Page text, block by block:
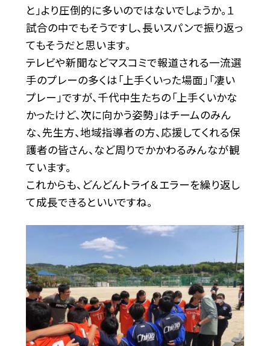
と」より圧倒的に多いのではないでしょうか。１
試合の中でもそうですし、長いスパンで振り返っ
てもそうだと思います。
テレビや新聞などマスコミで報道される一流選
手のプレーの多くは「上手くいった場面」「凄い
プレー」ですが、千代中生たちの「上手くいかな
かったけど、次に向かう姿勢」はチームのみん
な、先生方、地域指導者の方、応援してくれる保
護者の皆さん、など周りでかかわるみんなが観
ています。
これからも、どんどんトライ＆エラーを繰り返し
て成長できるといいですね。